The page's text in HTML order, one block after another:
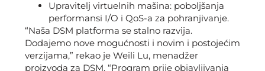
Upravitelj virtuelnih mašina: poboljšanja
performansi I/O i QoS-a za pohranjivanje.
“Naša DSM platforma se stalno razvija.
Dodajemo nove mogućnosti i novim i postojećim
verzijama,” rekao je Weili Lu, menadžer
proizvoda za DSM. “Program prije objavljivanja